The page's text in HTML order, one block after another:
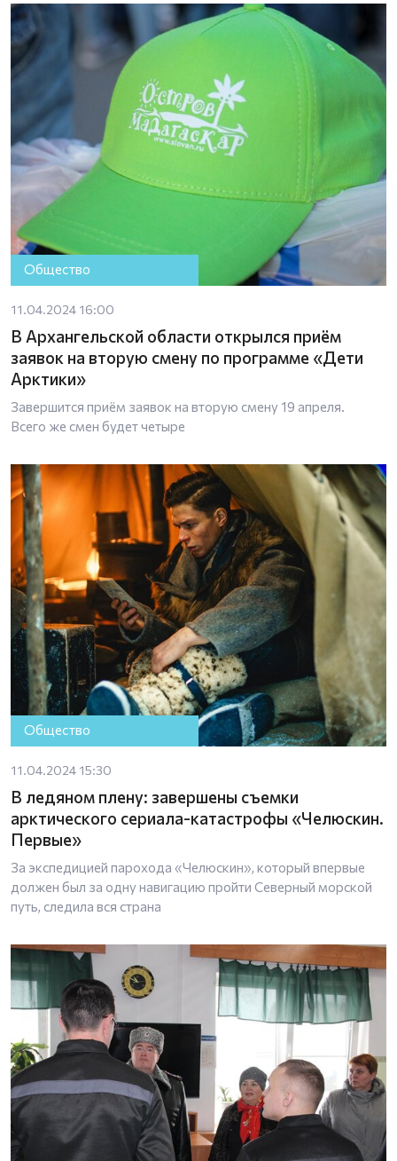
Общество
11.04.2024 16:00
В Архангельской области открылся приём
заявок на вторую смену по программе «Дети
Арктики»
Завершится приём заявок на вторую смену 19 апреля.
Всего же смен будет четыре
Общество
11.04.2024 15:30
В ледяном плену: завершены съемки
арктического сериала-катастрофы «Челюскин.
Первые»
За экспедицией парохода «Челюскин», который впервые
должен был за одну навигацию пройти Северный морской
путь, следила вся страна